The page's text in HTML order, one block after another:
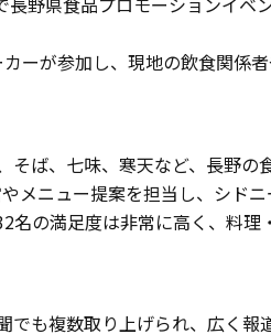
ーが参加し、現地の飲食関係
そば、七味、寒天など、長野の
メニュー提案を担当し、シド
名の満足度は非常に高く、料理
でも複数取り上げられ、広く報